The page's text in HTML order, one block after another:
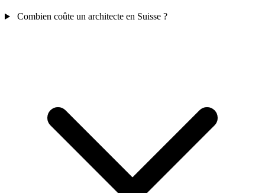
Combien coûte un architecte en Suisse ?